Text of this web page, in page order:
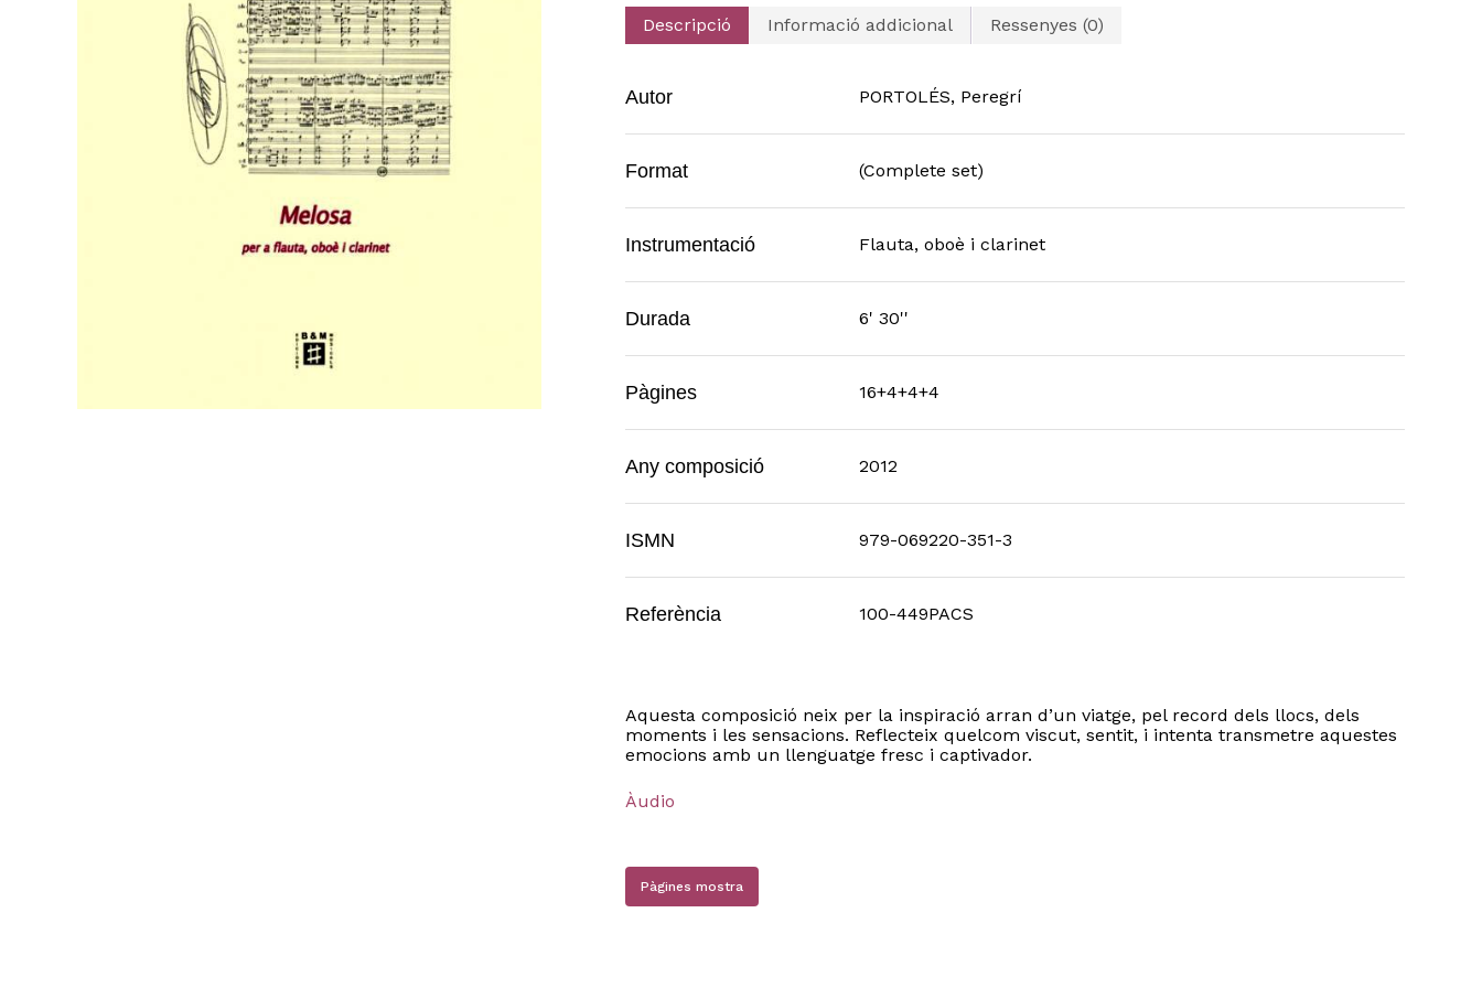
Descripció Informació addicional Ressenyes (0)
Autor PORTOLÉS, Peregrí
Format (Complete set)
Instrumentació Flauta, oboè i clarinet
Durada 6' 30''
Pàgines 16+4+4+4
Any composició 2012
ISMN 979-069220-351-3
Referència 100-449PACS
Aquesta composició neix per la inspiració arran d’un viatge, pel record dels llocs, dels
moments i les sensacions. Reflecteix quelcom viscut, sentit, i intenta transmetre aquestes
emocions amb un llenguatge fresc i captivador.
Àudio
Pàgines mostra